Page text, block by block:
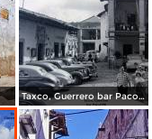
Taxco, Guerrero bar Paco 1950